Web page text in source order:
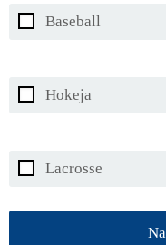
Baseball
Hokeja
Lacrosse